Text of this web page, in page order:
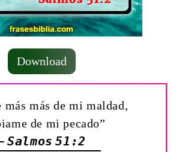
Download
más más de mi maldad,
de mi pecado”
Salmos 51:2